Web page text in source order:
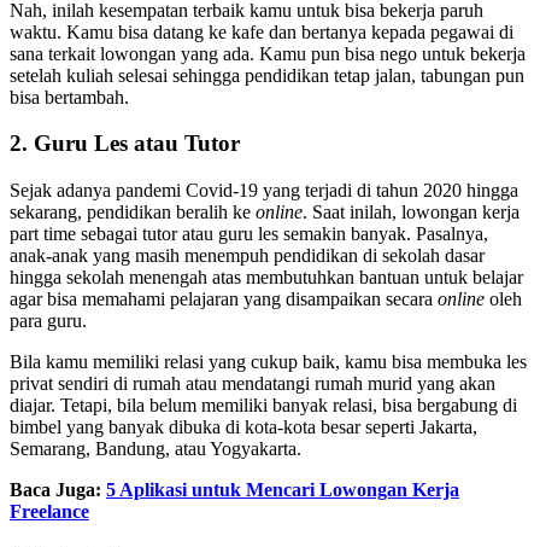
Nah, inilah kesempatan terbaik kamu untuk bisa bekerja paruh
waktu. Kamu bisa datang ke kafe dan bertanya kepada pegawai di
sana terkait lowongan yang ada. Kamu pun bisa nego untuk bekerja
setelah kuliah selesai sehingga pendidikan tetap jalan, tabungan pun
bisa bertambah.
2. Guru Les atau Tutor
Sejak adanya pandemi Covid-19 yang terjadi di tahun 2020 hingga
sekarang, pendidikan beralih ke online. Saat inilah, lowongan kerja
part time sebagai tutor atau guru les semakin banyak. Pasalnya,
anak-anak yang masih menempuh pendidikan di sekolah dasar
hingga sekolah menengah atas membutuhkan bantuan untuk belajar
agar bisa memahami pelajaran yang disampaikan secara online oleh
para guru.
Bila kamu memiliki relasi yang cukup baik, kamu bisa membuka les
privat sendiri di rumah atau mendatangi rumah murid yang akan
diajar. Tetapi, bila belum memiliki banyak relasi, bisa bergabung di
bimbel yang banyak dibuka di kota-kota besar seperti Jakarta,
Semarang, Bandung, atau Yogyakarta.
Baca Juga: 5 Aplikasi untuk Mencari Lowongan Kerja
Freelance